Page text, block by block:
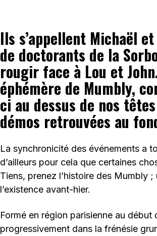
Ils s’appellent Michaël
de doctorants de la
rougir face à Lou et
éphémère de Mumbly,
ci au dessus de nos
démos retrouvées au
La synchronicité des événements a
d’ailleurs pour cela que certaines
Tiens, prenez l’histoire des Mumbly
l’existence avant-hier.
Formé en région parisienne au
progressivement dans la frénésie